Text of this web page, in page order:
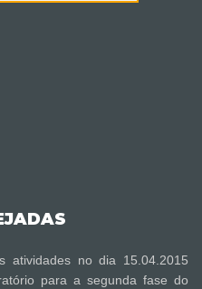
atividades no dia 15.04.2015
para a segunda fase do